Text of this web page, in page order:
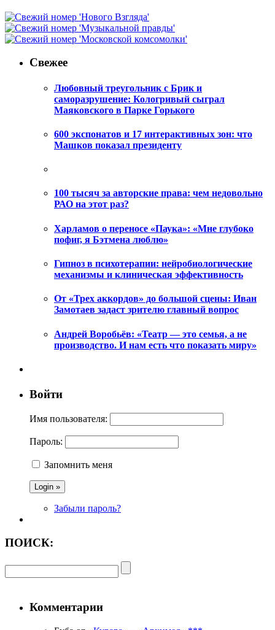
Свежее
Любовный треугольник с Брик и
саморазрушение: Кологривый сыграл
Маяковского в Парке Горького
600 экспонатов и 17 интерактивных зон: что
Машков показал президенту
100 тысяч за авторские права: чем недовольно
РАО на этот раз?
Харламов о переносе «Паука»: «Мне глубоко
пофиг, я Бэтмена люблю»
Гипноз в психотерапии: нейробиологические
механизмы и клиническая эффективность
От «Трех аккордов» до большой сцены: Иван
Замотаев задаст зрителю главный вопрос
Андрей Воробьёв: «Театр — это семья, а не
производство. И нам есть что показать миру»
Войти
Имя пользователя:
Пароль:
Запомнить меня
Забыли пароль?
ПОИСК:
Комментарии